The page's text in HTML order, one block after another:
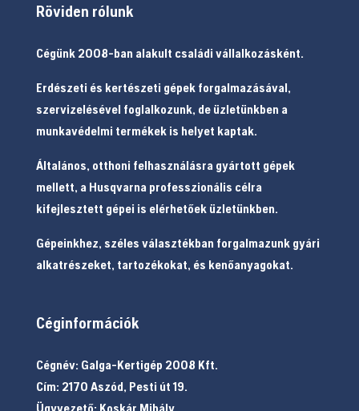
Röviden rólunk
Cégünk 2008-ban alakult családi vállalkozásként.
Erdészeti és kertészeti gépek forgalmazásával,
szervizelésével foglalkozunk, de üzletünkben a
munkavédelmi termékek is helyet kaptak.
Általános, otthoni felhasználásra gyártott gépek
mellett, a Husqvarna professzionális célra
kifejlesztett gépei is elérhetőek üzletünkben.
Gépeinkhez, széles választékban forgalmazunk gyári
alkatrészeket, tartozékokat, és kenőanyagokat.
Céginformációk
Cégnév: Galga-Kertigép 2008 Kft.
Cím: 2170 Aszód, Pesti út 19.
Ügyvezető: Koskár Mihály